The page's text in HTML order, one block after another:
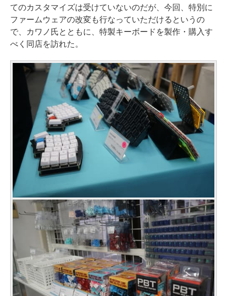
てのカスタマイズは受けていないのだが、今回、特別に
ファームウェアの改変も行なっていただけるというの
で、カワノ氏とともに、特製キーボードを製作・購入す
べく同店を訪れた。